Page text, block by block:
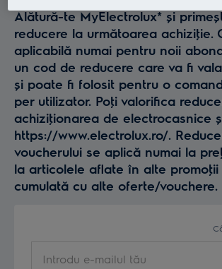
Alătură-te MyElectrolux* și
reducere la următoarea achiziţie.
aplicabilă numai pentru noii
un cod de reducere care va fi
și poate fi folosit pentru o
per utilizator. Poţi valorifica
achiziţionarea de electrocasnice
https://www.electrolux.ro/.
voucherului se aplică numai la
la articolele aflate în alte
cumulată cu alte oferte/vouchere.